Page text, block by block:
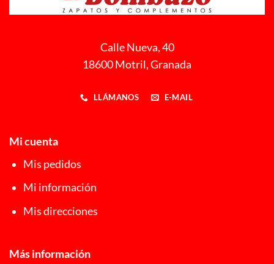
Calle Nueva, 40
18600 Motril, Granada
LLÁMANOS E-MAIL
Mi cuenta
Mis pedidos
Mi información
Mis direcciones
Más información